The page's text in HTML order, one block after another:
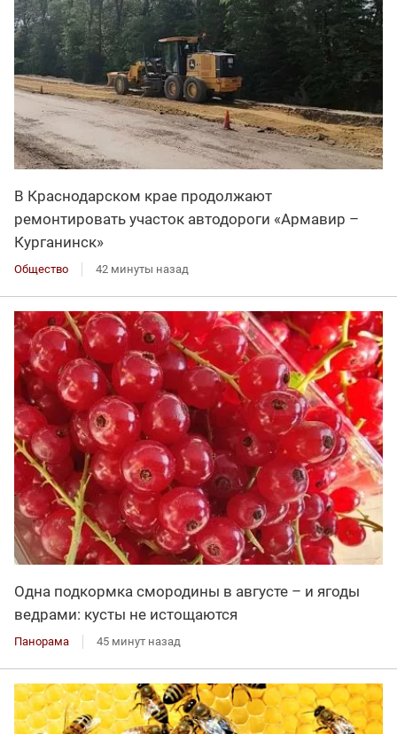
В Краснодарском крае продолжают
ремонтировать участок автодороги «Армавир –
Курганинск»
Общество 42 минуты назад
Одна подкормка смородины в августе – и ягоды
ведрами: кусты не истощаются
Панорама 45 минут назад